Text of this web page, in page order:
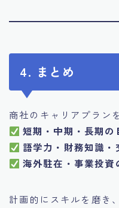
4. まとめ
商社のキャリアプラン
短期・中期・長期の
語学力・財務知識・
海外駐在・事業投資
計画的にスキルを磨き